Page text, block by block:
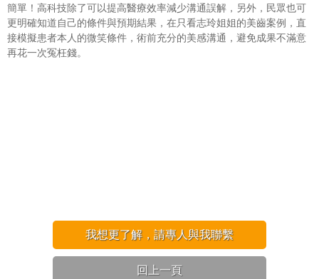
簡單！高科技除了可以提高醫療效率減少溝通誤解，另外，民眾也可
更明確知道自己的條件與預期結果，在只看志玲姐姐的美齒案例，直
接模擬患者本人的微笑條件，術前充分的美感溝通，避免成果不滿意
再花一次冤枉錢。
我想更了解，請專人與我聯繫
回上一頁